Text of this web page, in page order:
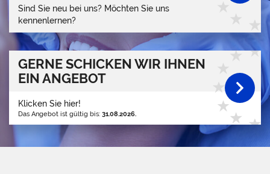
Sind Sie neu bei uns? Möchten Sie uns
kennenlernen?
GERNE SCHICKEN WIR IHNEN
EIN ANGEBOT
Klicken Sie hier!
Das Angebot ist gültig bis: 31.08.2026.